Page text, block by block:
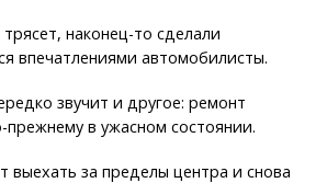
наконец-то сделали
впечатлениями автомобилисты.
звучит и другое: ремонт
прежнему в ужасном состоянии.
за пределы центра и снова